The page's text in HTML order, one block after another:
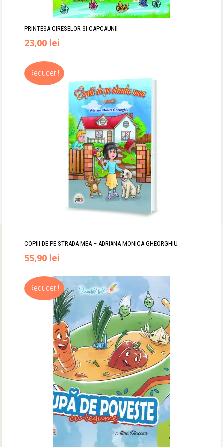
PRINTESA CIRESELOR SI CAPCAUNII
Prețul
inițial
a
23,00 lei
este:
23,00 lei.
Reduceri!
COPIII DE PE STRADA MEA – ADRIANA MONICA GHEORGHIU
Prețul
inițial
a
67,00 lei.
55,90 lei
curent
este:
55,90 lei.
Reduceri!